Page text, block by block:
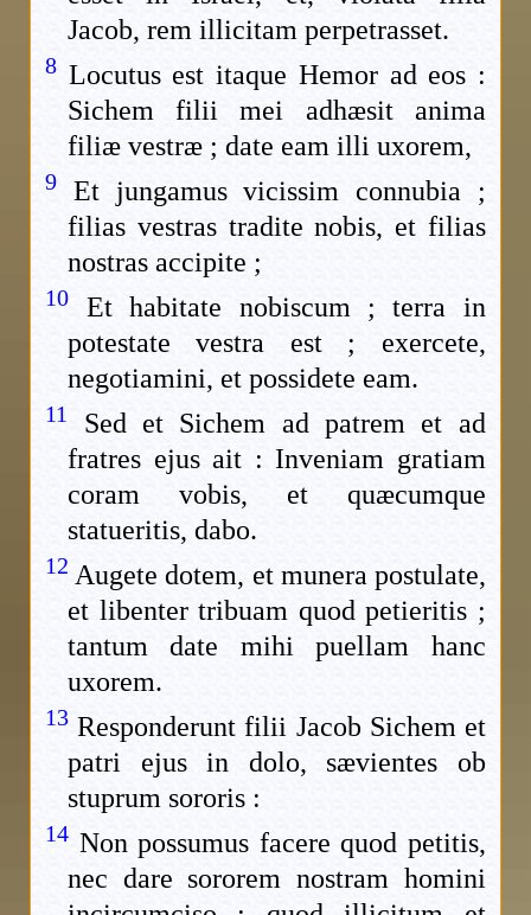
Jacob, rem illicitam perpetrasset.
8 Locutus est itaque Hemor ad eos :
Sichem filii mei adhæsit anima
filiæ vestræ ; date eam illi uxorem,
9
Et jungamus vicissim connubia ;
filias vestras tradite nobis, et filias
nostras accipite ;
10
Et habitate nobiscum ; terra in
potestate vestra est ; exercete,
negotiamini, et possidete eam.
11
Sed et Sichem ad patrem et ad
fratres ejus ait : Inveniam gratiam
coram vobis, et quæcumque
statueritis, dabo.
12 Augete dotem, et munera postulate,
et libenter tribuam quod petieritis ;
tantum date mihi puellam hanc
uxorem.
13 Responderunt filii Jacob Sichem et
patri ejus in dolo, sævientes ob
stuprum sororis :
14 Non possumus facere quod petitis,
nec dare sororem nostram homini